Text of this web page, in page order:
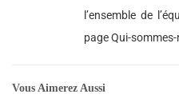
l’ensemble de
page Qui-
Vous Aimerez Aussi